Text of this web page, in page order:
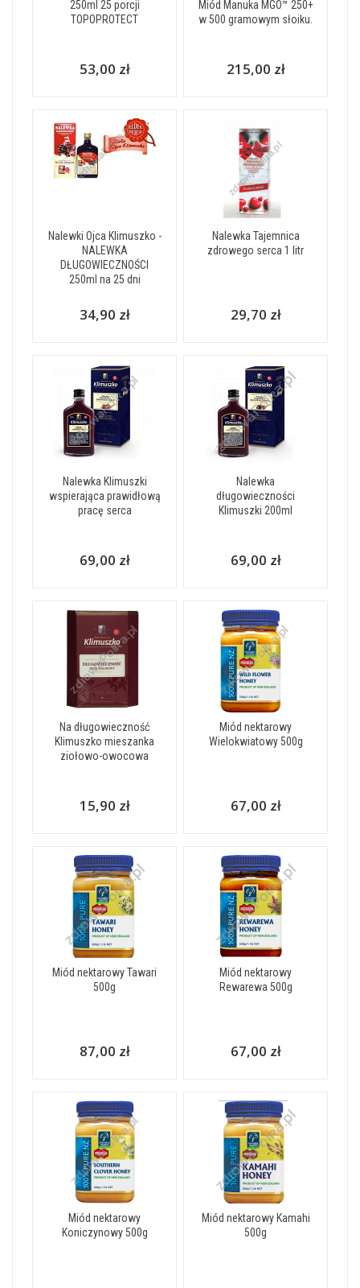
250ml 25 porcji
TOPOPROTECT
53,00 zł
Miód Manuka MGO™ 250+
w 500 gramowym słoiku.
215,00 zł
Nalewki Ojca Klimuszko -
NALEWKA
DŁUGOWIECZNOŚCI
250ml na 25 dni
34,90 zł
Nalewka Tajemnica
zdrowego serca 1 litr
29,70 zł
Nalewka Klimuszki
wspierająca prawidłową
pracę serca
69,00 zł
Nalewka
długowieczności
Klimuszki 200ml
69,00 zł
Na długowieczność
Klimuszko mieszanka
ziołowo-owocowa
15,90 zł
Miód nektarowy
Wielokwiatowy 500g
67,00 zł
Miód nektarowy Tawari
500g
87,00 zł
Miód nektarowy
Rewarewa 500g
67,00 zł
Miód nektarowy
Koniczynowy 500g
Miód nektarowy Kamahi
500g